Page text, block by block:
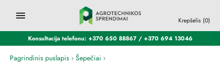
Krepšelis (0)
Konsultacija telefonu: +370 650 88867 / +370 694 13046
Pagrindinis puslapis › Šepečiai ›